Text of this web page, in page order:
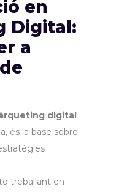
en
Digital:
a
digital
és la base sobre
treballant en